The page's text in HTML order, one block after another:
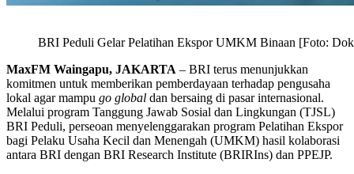
BRI Peduli Gelar Pelatihan Ekspor UMKM Binaan [Foto:
MaxFM Waingapu, JAKARTA – BRI terus menunjukkan
komitmen untuk memberikan pemberdayaan terhadap pengusaha
lokal agar mampu go global dan bersaing di pasar internasional.
Melalui program Tanggung Jawab Sosial dan Lingkungan (TJSL)
BRI Peduli, perseoan menyelenggarakan program Pelatihan Ekspor
bagi Pelaku Usaha Kecil dan Menengah (UMKM) hasil kolaborasi
antara BRI dengan BRI Research Institute (BRIRIns) dan PPEJP.